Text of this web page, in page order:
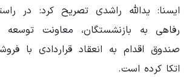
ایسنا: یدالله راشدی تصریح کرد: در
رفاهی به بازنشستگان، معاونت
صندوق اقدام به انعقاد قراردادی با
اتکا کرده است.